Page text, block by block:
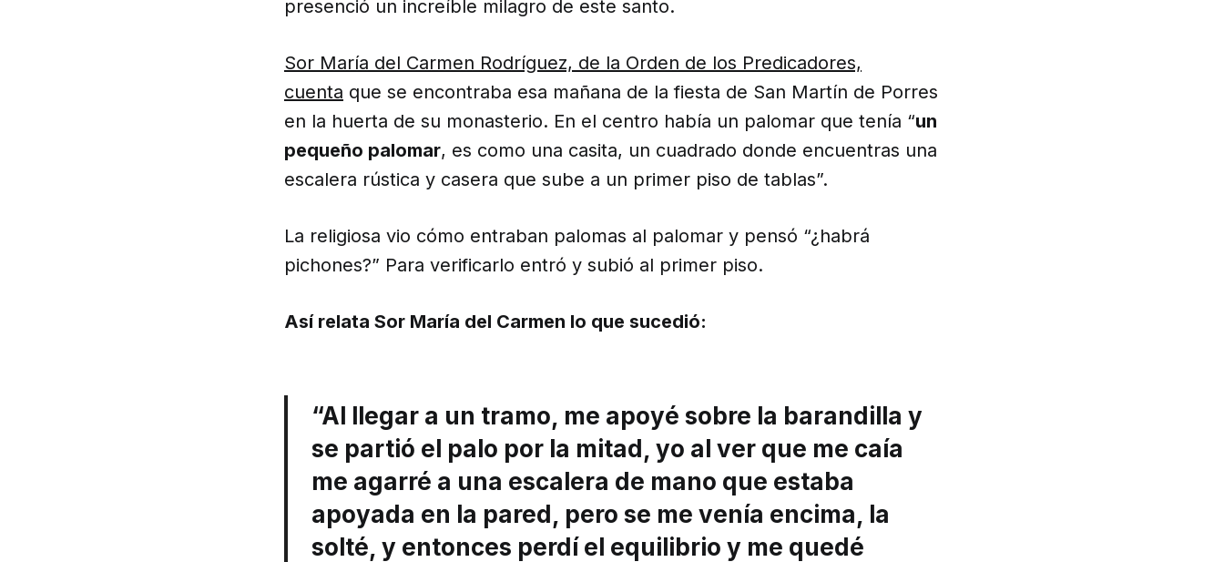
presenció un increíble milagro de este santo.
Sor María del Carmen Rodríguez, de la Orden de los Predicadores,
cuenta que se encontraba esa mañana de la fiesta de San Martín de Porres
en la huerta de su monasterio. En el centro había un palomar que tenía “un
pequeño palomar, es como una casita, un cuadrado donde encuentras una
escalera rústica y casera que sube a un primer piso de tablas”.
La religiosa vio cómo entraban palomas al palomar y pensó “¿habrá
pichones?” Para verificarlo entró y subió al primer piso.
Así relata Sor María del Carmen lo que sucedió:
“Al llegar a un tramo, me apoyé sobre la barandilla y
se partió el palo por la mitad, yo al ver que me caía
me agarré a una escalera de mano que estaba
apoyada en la pared, pero se me venía encima, la
solté, y entonces perdí el equilibrio y me quedé